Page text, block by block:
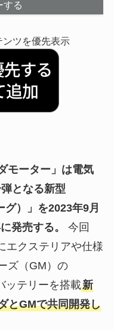
する
ツを優先表示
モーター」は電気
となる新型
）」を2023年9月
発売する。 今回
エクステリアや仕様
ズ（GM）の
ッテリーを搭載新
とGMで共同開発し